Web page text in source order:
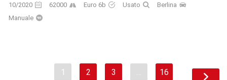
10/2020 62000 Euro 6b Usato
Berlina
Manuale
1 2 3 … 16